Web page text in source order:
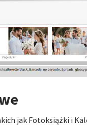
jak Fotoksiążki i